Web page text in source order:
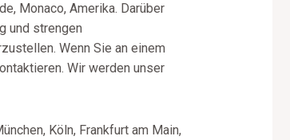
Monaco, Amerika. Darüber
und strengen
Wenn Sie an einem
Wir werden unser
Köln, Frankfurt am Main,